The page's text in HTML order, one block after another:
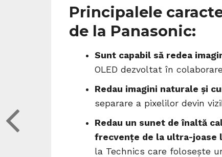
Principalele
de la Panasonic:
Sunt capabil să redea
OLED dezvoltat în
Redau imagini naturale și
separare a pixelilor devin
Redau un sunet de înaltă
frecvențe de la ultra-joase
la Technics care folosește